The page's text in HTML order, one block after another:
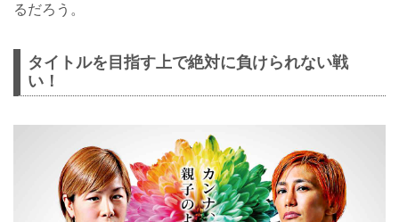
るだろう。
タイトルを目指す上で絶対に負けられない戦
い！